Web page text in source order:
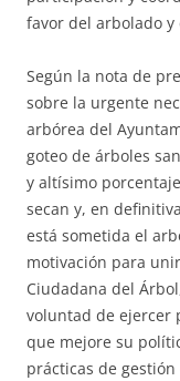
favor del arbolado
Según la nota de
sobre la urgente
arbórea del
goteo de árboles
y altísimo
secan y, en
está sometida el
motivación para
Ciudadana del
voluntad de ejercer
que mejore su
prácticas de